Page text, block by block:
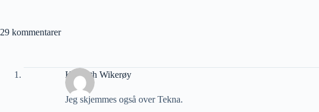
29 kommentarer
Kenneth Wikerøy
Jeg skjemmes også over Tekna.